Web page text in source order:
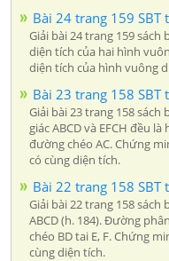
Bài 24 trang 159 SBT
Giải bài 24 trang 159
diện tích của hai hình
diện tích của hình vuông
Bài 23 trang 158 SBT
Giải bài 23 trang 158 sách
giác ABCD và EFCH đều
đường chéo AC. Chứng
có cùng diện tích.
Bài 22 trang 158 SBT
Giải bài 22 trang 158
ABCD (h. 184). Đường
chéo BD tai E, F. Chứng
cùng diện tích.